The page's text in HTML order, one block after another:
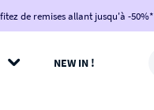
sur votre commande !
BIKINI100
en bas de page-
de remises allant jusqu'à -50%*
NEW IN !